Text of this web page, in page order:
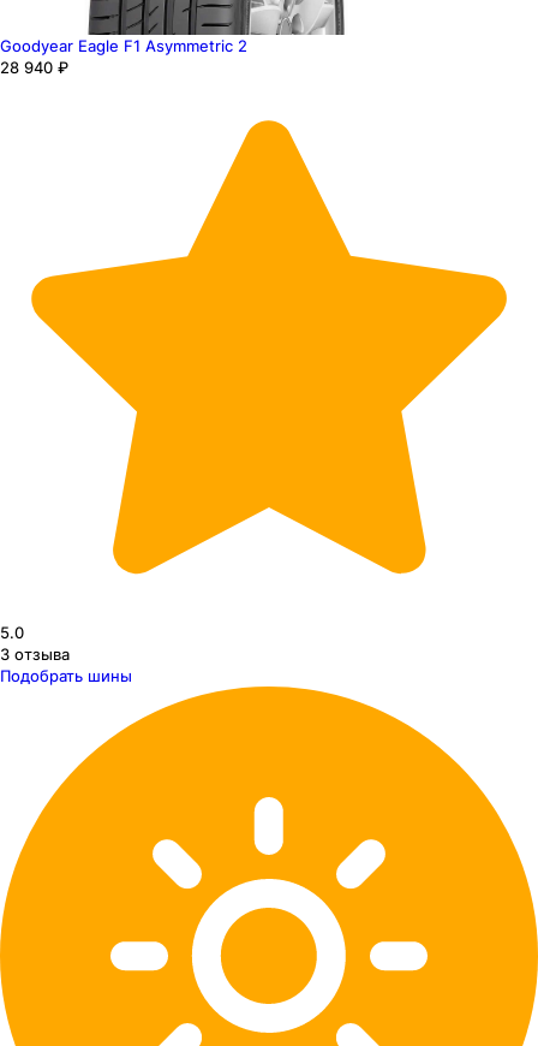
Goodyear Eagle F1 Asymmetric 2
28 940 ₽
5.0
3 отзыва
Подобрать шины